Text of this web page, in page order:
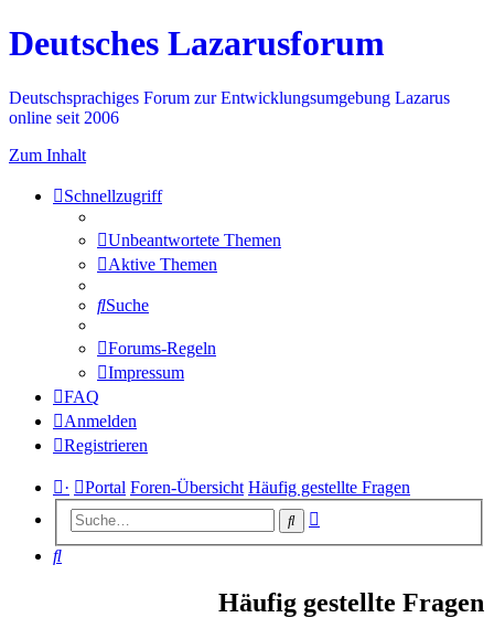
Deutsches Lazarusforum
Deutschsprachiges Forum zur Entwicklungsumgebung Lazarus
online seit 2006
Zum Inhalt
Schnellzugriff
Unbeantwortete Themen
Aktive Themen
Suche
Forums-Regeln
Impressum
FAQ
Anmelden
Registrieren
· Portal Foren-Übersicht Häufig gestellte Fragen
Suche
Suche
Häufig gestellte Fragen